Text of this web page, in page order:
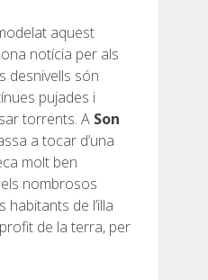
aquest
notícia per als
desnivells són
pujades i
torrents. A Son
a tocar d’una
molt ben
nombrosos
habitants de l’illa
de la terra, per